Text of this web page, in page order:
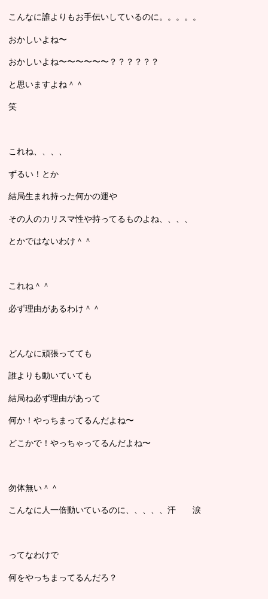
こんなに誰よりもお手伝いしているのに。。。。。
おかしいよね〜
おかしいよね〜〜〜〜〜〜？？？？？？
と思いますよね＾＾
笑
これね、、、、
ずるい！とか
結局生まれ持った何かの運や
その人のカリスマ性や持ってるものよね、、、、
とかではないわけ＾＾
これね＾＾
必ず理由があるわけ＾＾
どんなに頑張ってても
誰よりも動いていても
結局ね必ず理由があって
何か！やっちまってるんだよね〜
どこかで！やっちゃってるんだよね〜
勿体無い＾＾
こんなに人一倍動いているのに、、、、、汗 涙
ってなわけで
何をやっちまってるんだろ？